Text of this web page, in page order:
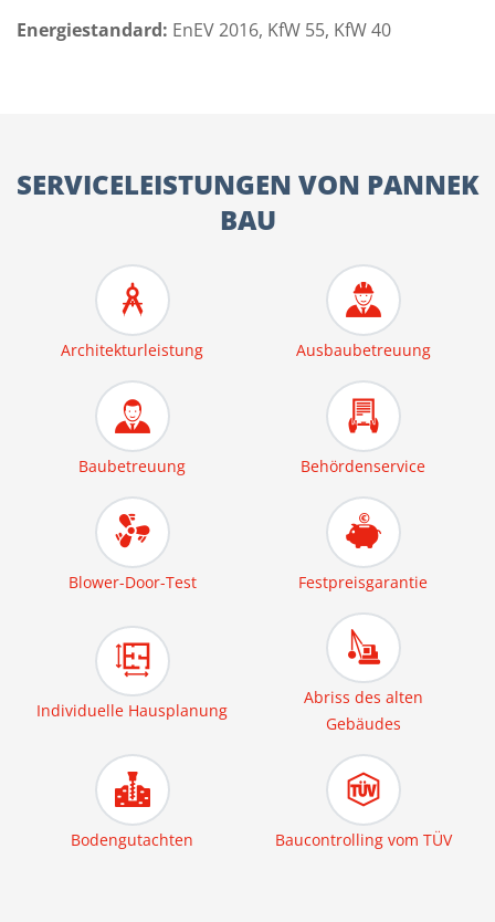
Energiestandard: EnEV 2016, KfW 55, KfW 40
SERVICELEISTUNGEN VON PANNEK
BAU
Architekturleistung Ausbaubetreuung
Baubetreuung Behördenservice
Blower-Door-Test Festpreisgarantie
Individuelle Hausplanung
Abriss des alten
Gebäudes
Bodengutachten Baucontrolling vom TÜV